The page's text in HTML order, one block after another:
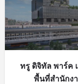
ทรู ดิจิทัล พาร์ค
พื้นที่สำนักง